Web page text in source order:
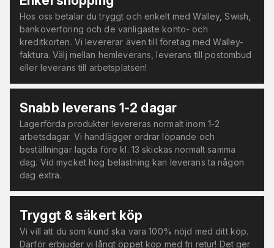
Hos oss betalar du tryggt och enkelt med Walley, Swish,
banköverföring och de vanligaste konto- och
kreditkorten. Vi levererar även till företag med Walley-
faktura. Välj mellan hemleverans, leverans till postombud
eller leverans till arbetsplatsen!
Snabb leverans 1-2 dagar
Lagerförda produkter levereras normalt inom 1-2
arbetsdagar. Vi handlägger ordrar löpande och
beställningar lagda före kl. 13 skickas normalt samma
dag. Vid mycket hög belastning kan leverans ta någon
dag extra.
Tryggt & säkert köp
Vi vill att du som kund ska vara 100% nöjd med ditt köp.
Därför erbjuder vi långt öppet köp med fri retur! Det ger